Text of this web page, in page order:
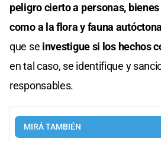
peligro cierto a personas,
como a la flora y fauna
que se investigue si los hechos
en tal caso, se identifique y
responsables.
MIRÁ TAMBIÉN